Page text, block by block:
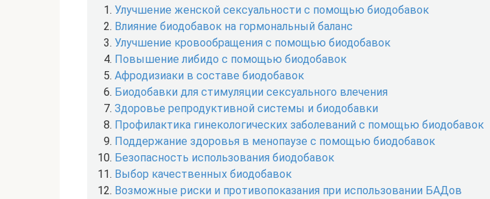
Улучшение женской сексуальности с помощью биодобавок
Влияние биодобавок на гормональный баланс
Улучшение кровообращения с помощью биодобавок
Повышение либидо с помощью биодобавок
Афродизиаки в составе биодобавок
Биодобавки для стимуляции сексуального влечения
Здоровье репродуктивной системы и биодобавки
Профилактика гинекологических заболеваний с помощью биодобавок
Поддержание здоровья в менопаузе с помощью биодобавок
Безопасность использования биодобавок
Выбор качественных биодобавок
Возможные риски и противопоказания при использовании БАДов